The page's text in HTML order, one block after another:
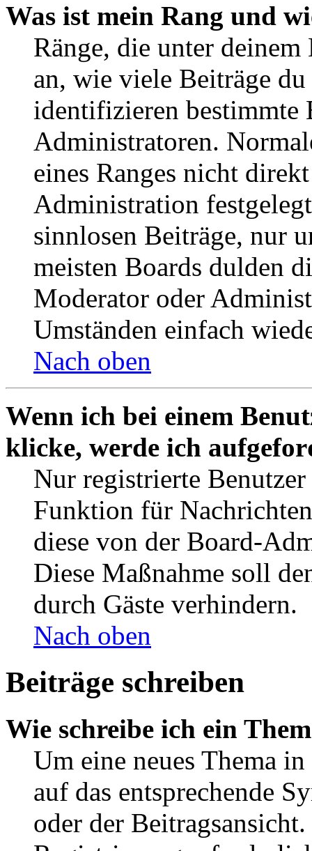
Was ist mein Rang und
Ränge, die unter deinem
an, wie viele Beiträge
identifizieren bestimmte
Administratoren.
eines Ranges nicht
Administration
sinnlosen Beiträge, nur
meisten Boards dulden
Moderator oder
Umständen einfach
Nach oben
Wenn ich bei einem
klicke, werde ich
Nur registrierte
Funktion für
diese von der Board-
Diese Maßnahme soll
durch Gäste verhindern.
Nach oben
Beiträge schreiben
Wie schreibe ich ein
Um eine neues Thema
auf das entsprechende
oder der